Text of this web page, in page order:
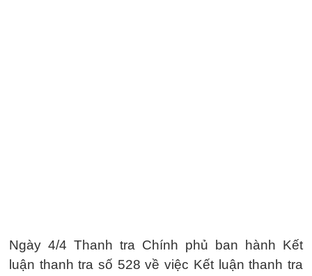
Ngày 4/4 Thanh tra Chính phủ ban hành Kết
luận thanh tra số 528 về việc Kết luận thanh tra